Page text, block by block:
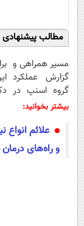
مطالب پیشنهادی
مسیر همراهی و
گزارش عملکرد
گروه اسنپ در
۱۴۰۴
بیشتر بخوانید:
علائم
و راه‌های